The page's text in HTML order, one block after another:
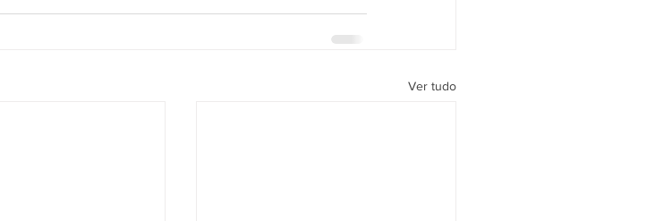
Ver tudo